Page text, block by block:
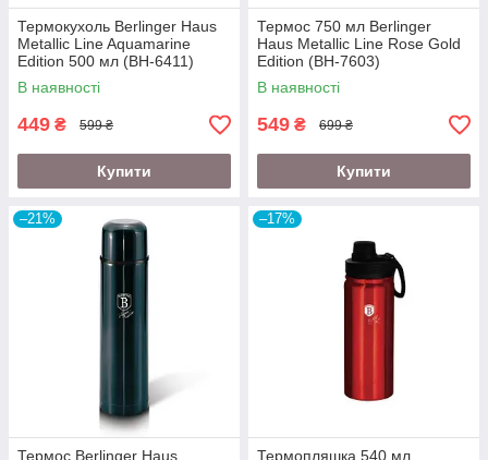
Термокухоль Berlinger Haus
Metallic Line Aquamarine
Edition 500 мл (BH-6411)
В наявності
449 ₴ 599 ₴
Купити
Термос 750 мл Berlinger
Haus Metallic Line Rose Gold
Edition (BH-7603)
В наявності
549 ₴ 699 ₴
Купити
–21%
Термос Berlinger Haus
–17%
Термопляшка 540 мл